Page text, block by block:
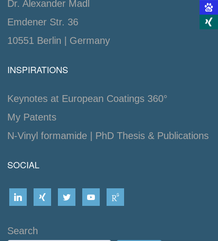
Dr. Alexander Madl
Emdener Str. 36
10551 Berlin | Germany
INSPIRATIONS
Keynotes at European Coatings 360°
My Patents
N-Vinyl formamide | PhD Thesis & Publications
SOCIAL
Search